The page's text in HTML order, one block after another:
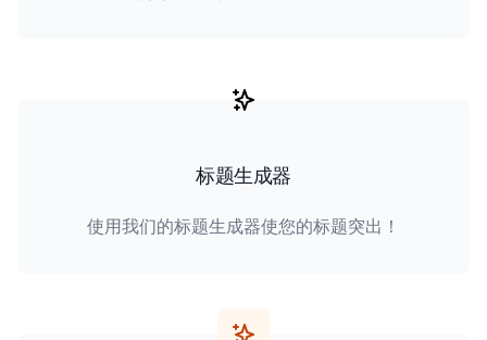
标题生成器
使用我们的标题生成器使您的标题突出！